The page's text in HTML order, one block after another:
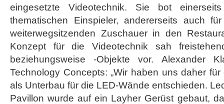
eingesetzte Videotechnik. Sie bot
thematischen Einspieler, andererseits auch
weiterwegsitzenden Zuschauer in den
Konzept für die Videotechnik sah
beziehungsweise -Objekte vor. Alexander
Technology Concepts: „Wir haben uns daher
als Unterbau für die LED-Wände entschieden.
Pavillon wurde auf ein Layher Gerüst gebaut,